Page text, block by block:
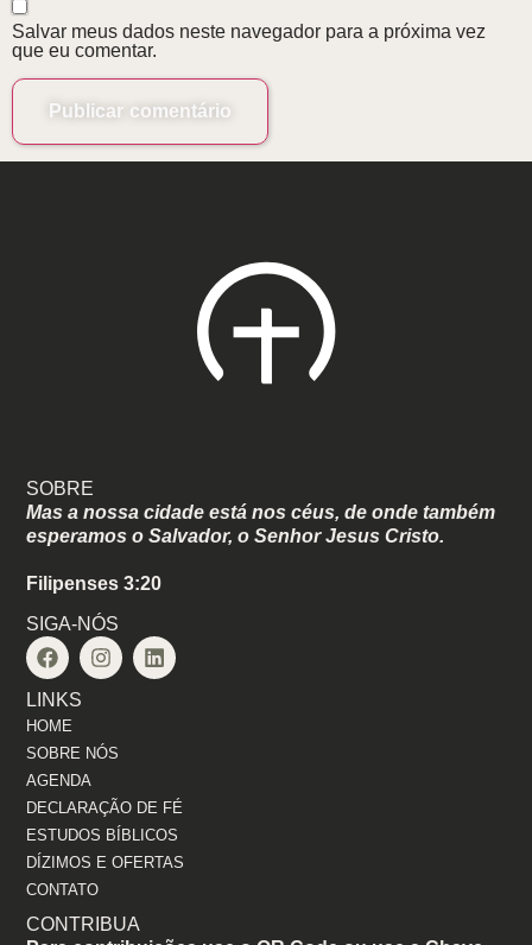
Salvar meus dados neste navegador para a próxima vez
que eu comentar.
SOBRE
Mas a nossa cidade está nos céus, de onde também
esperamos o Salvador, o Senhor Jesus Cristo.
Filipenses 3:20
SIGA-NÓS
LINKS
HOME
SOBRE NÓS
AGENDA
DECLARAÇÃO DE FÉ
ESTUDOS BÍBLICOS
DÍZIMOS E OFERTAS
CONTATO
CONTRIBUA